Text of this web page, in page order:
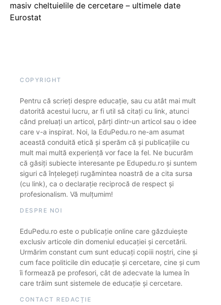
masiv cheltuielile de cercetare – ultimele date
Eurostat
COPYRIGHT
Pentru că scrieți despre educație, sau cu atât mai mult
datorită acestui lucru, ar fi util să citați cu link, atunci
când preluați un articol, părți dintr-un articol sau o idee
care v-a inspirat. Noi, la EduPedu.ro ne-am asumat
această conduită etică și sperăm că și publicațiile cu
mult mai multă experiență vor face la fel. Ne bucurăm
că găsiți subiecte interesante pe Edupedu.ro și suntem
siguri că înțelegeți rugămintea noastră de a cita sursa
(cu link), ca o declarație reciprocă de respect și
profesionalism. Vă mulțumim!
DESPRE NOI
EduPedu.ro este o publicație online care găzduiește
exclusiv articole din domeniul educației și cercetării.
Urmărim constant cum sunt educați copiii noștri, cine și
cum face politicile din educație și cercetare, cine și cum
îi formează pe profesori, cât de adecvate la lumea în
care trăim sunt sistemele de educație și cercetare.
CONTACT REDACȚIE